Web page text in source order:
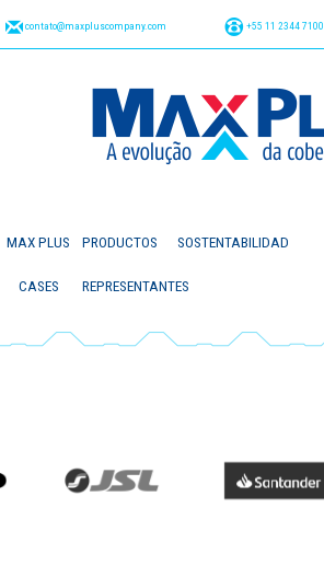
contato@maxpluscompany.com +55 11 2344 7100
MAX PLUS PRODUCTOS SOSTENTABILIDAD
CASES REPRESENTANTES